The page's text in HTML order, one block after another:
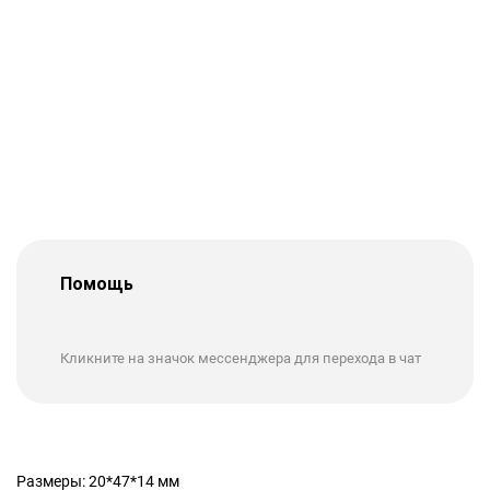
Помощь
Кликните на значок мессенджера для перехода в чат
Размеры: 20*47*14 мм